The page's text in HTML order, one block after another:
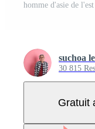
homme d'asie de
suchoa
30 815
Gratuit